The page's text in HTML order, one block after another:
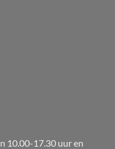
10.00-17.30 uur en